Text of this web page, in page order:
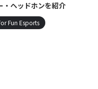
・ヘッドホンを紹介
Fun Esports